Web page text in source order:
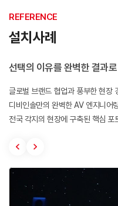
REFERENCE
설치사례
선택의 이유를 완벽한 결과
글로벌 브랜드 협업과 풍부한 현장
디비인솔만의 완벽한 AV 엔지니어
전국 각지의 현장에 구축된 핵심 포